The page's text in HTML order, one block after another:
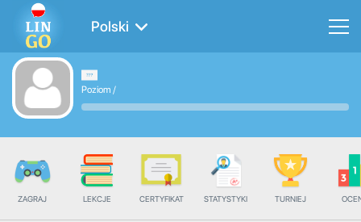
Polski
Poziom /
ZAGRAJ LEKCJE CERTYFIKAT STATYSTYKI TURNIEJ